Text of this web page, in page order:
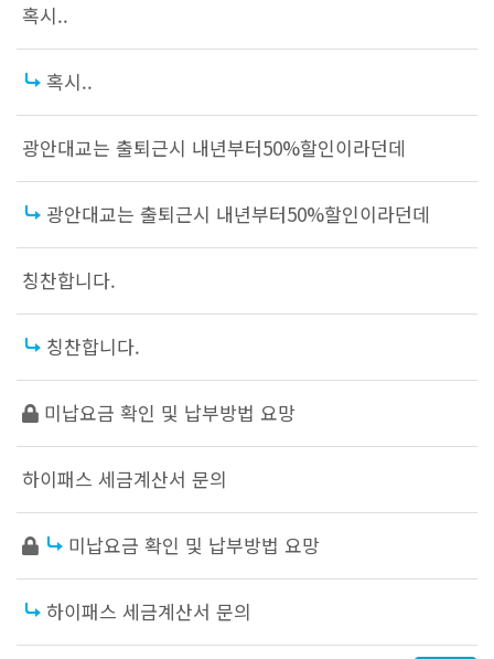
혹시..
혹시..
광안대교는 출퇴근시 내년부터50%할인이라던데
광안대교는 출퇴근시 내년부터50%할인이라던데
칭찬합니다.
칭찬합니다.
미납요금 확인 및 납부방법 요망
하이패스 세금계산서 문의
미납요금 확인 및 납부방법 요망
하이패스 세금계산서 문의